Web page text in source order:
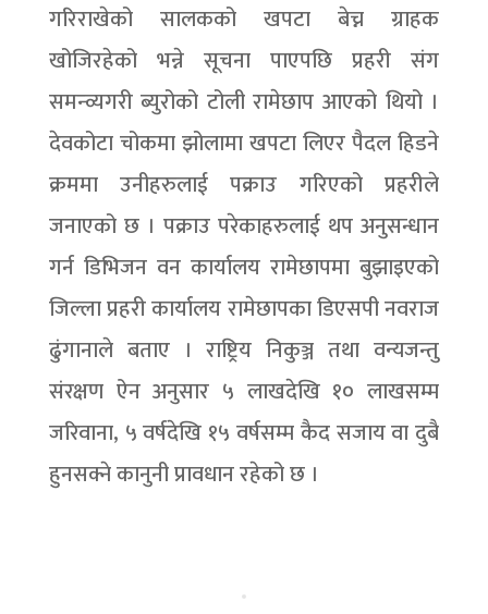
गरिराखेको सालकको खपटा बेच्न ग्राहक
खोजिरहेको भन्ने सूचना पाएपछि प्रहरी संग
समन्व्यगरी ब्युरोको टोली रामेछाप आएको थियो ।
देवकोटा चोकमा झोलामा खपटा लिएर पैदल हिडने
क्रममा उनीहरुलाई पक्राउ गरिएको प्रहरीले
जनाएको छ । पक्राउ परेकाहरुलाई थप अनुसन्धान
गर्न डिभिजन वन कार्यालय रामेछापमा बुझाइएको
जिल्ला प्रहरी कार्यालय रामेछापका डिएसपी नवराज
ढुंगानाले बताए । राष्ट्रिय निकुञ्ज तथा वन्यजन्तु
संरक्षण ऐन अनुसार ५ लाखदेखि १० लाखसम्म
जरिवाना, ५ वर्षदेखि १५ वर्षसम्म कैद सजाय वा दुबै
हुनसक्ने कानुनी प्रावधान रहेको छ ।